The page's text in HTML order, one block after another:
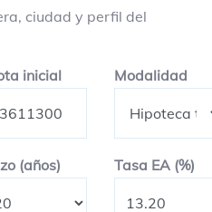
ciudad y perfil del
inicialCuota inicialModalidad
(años) Plazo en añosTasa EA (%)